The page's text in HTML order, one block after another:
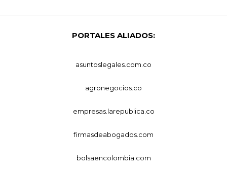
PORTALES ALIADOS:
asuntoslegales.com.co
agronegocios.co
empresas.larepublica.co
firmasdeabogados.com
bolsaencolombia.com